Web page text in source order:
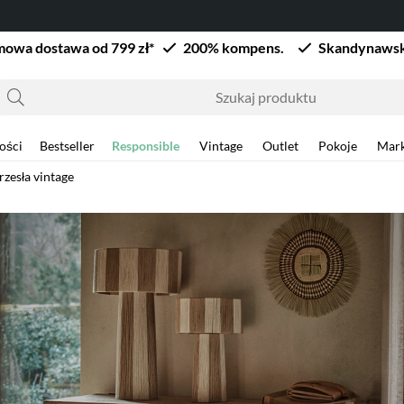
dostawa od 799 zł*
200% kompens.
Bestseller Responsible Vintage Outlet Pokoje
vintage